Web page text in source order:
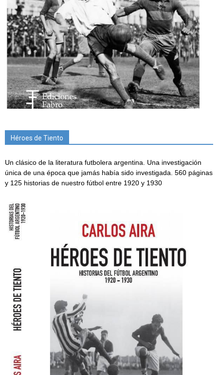
Héroes de Tiento
Un clásico de la literatura futbolera argentina. Una investigación
única de una época que jamás había sido investigada. 560 páginas
y 125 historias de nuestro fútbol entre 1920 y 1930